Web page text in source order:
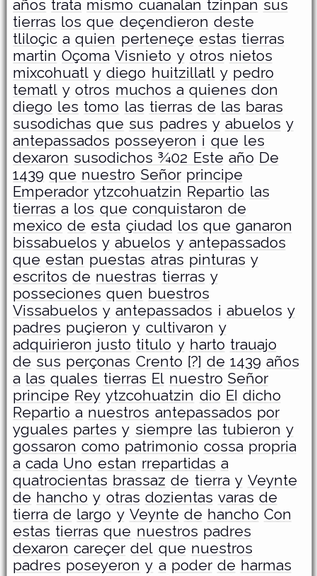
años trata mismo cuanalan tzinpan sus
tierras los que deçendieron deste
tliloçic a quien perteneçe estas tierras
martin Oçoma Visnieto y otros nietos
mixcohuatl y diego huitzillatl y pedro
tematl y otros muchos a quienes don
diego les tomo las tierras de las baras
susodichas que sus padres y abuelos y
antepassados posseyeron i que les
dexaron susodichos ¾02 Este año De
1439 que nuestro Señor principe
Emperador ytzcohuatzin Repartio las
tierras a los que conquistaron de
mexico de esta çiudad los que ganaron
bissabuelos y abuelos y antepassados
que estan puestas atras pinturas y
escritos de nuestras tierras y
posseciones quen buestros
Vissabuelos y antepassados i abuelos y
padres puçieron y cultivaron y
adquirieron justo titulo y harto trauajo
de sus perçonas Crento [?] de 1439 años
a las quales tierras El nuestro Señor
principe Rey ytzcohuatzin dio EI dicho
Repartio a nuestros antepassados por
yguales partes y siempre las tubieron y
gossaron como patrimonio cossa propria
a cada Uno estan rrepartidas a
quatrocientas brassaz de tierra y Veynte
de hancho y otras dozientas varas de
tierra de largo y Veynte de hancho Con
estas tierras que nuestros padres
dexaron careçer del que nuestros
padres poseyeron y a poder de harmas